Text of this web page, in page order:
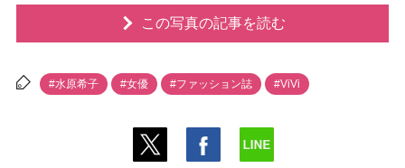
この写真の記事を読む
#水原希子 #女優 #ファッション誌 #ViVi